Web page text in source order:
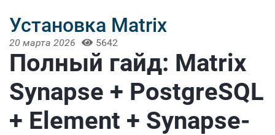
Установка Matrix
20 марта 2026 5642
Полный гайд: Matrix
Synapse + PostgreSQL
+ Element + Synapse-